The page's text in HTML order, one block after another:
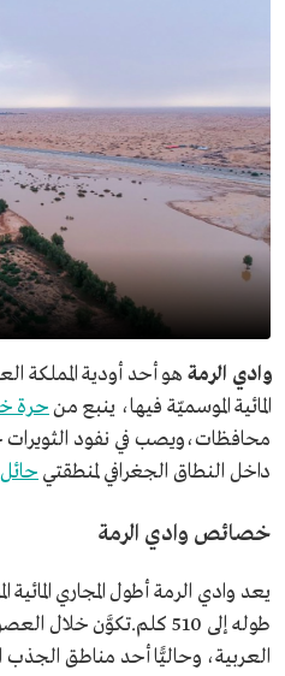
وادي الرمة هو أحد أودية المملكة
المائية الموسميّة فيها، ينبع منحرة
محافظات،ويصب في نفود
داخل النطاق الجغرافي لمنطقتي حائل
خصائص وادي الرمة
يعد وادي الرمة أطول المجاري
طوله إلى 510 كلم.تكوَّن
العربية، وحاليًّا أحد مناطق